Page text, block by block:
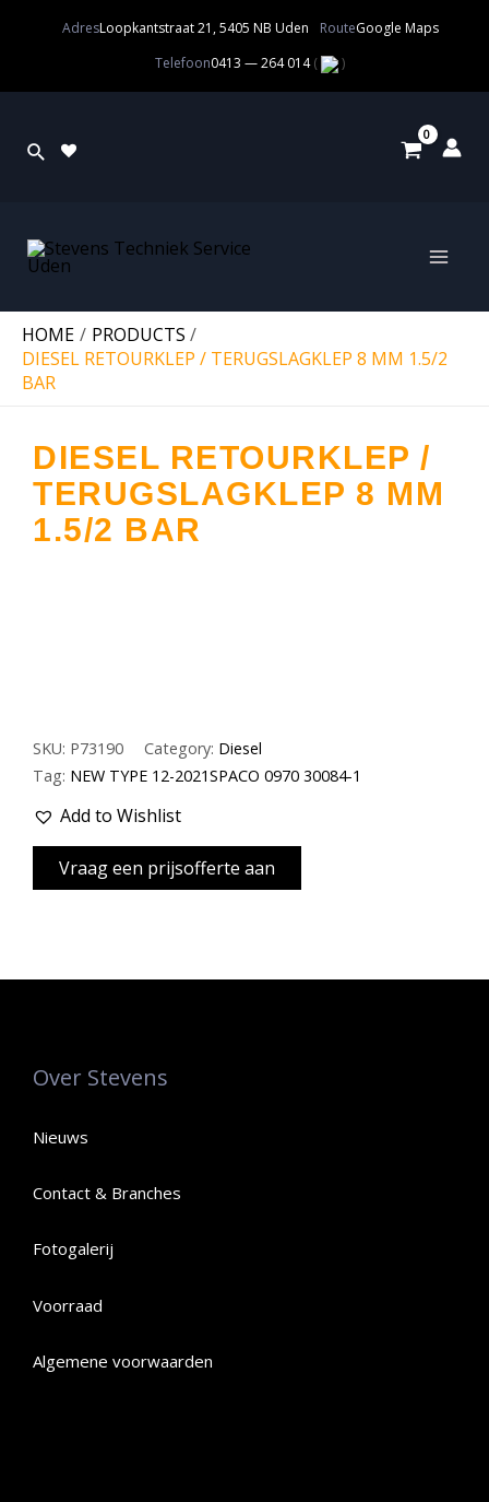
AdresLoopkantstraat 21, 5405 NB Uden RouteGoogle Maps
Telefoon0413 — 264 014( )
HOME
PRODUCTS
DIESEL RETOURKLEP / TERUGSLAGKLEP 8 MM 1.5/2
BAR
DIESEL RETOURKLEP /
TERUGSLAGKLEP 8 MM
1.5/2 BAR
SKU: P73190 Category: Diesel
Tag: NEW TYPE 12-2021SPACO 0970 30084-1
Add to Wishlist
Over Stevens
Nieuws
Contact & Branches
Fotogalerij
Voorraad
Algemene voorwaarden